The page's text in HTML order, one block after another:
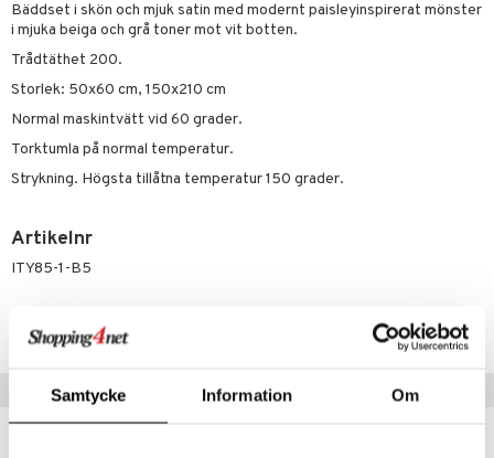
Samtycke Information Om
Bäddset i skön och mjuk satin med modernt paisleyinspirerat mönster
i mjuka beiga och grå toner mot vit botten.
Trådtäthet 200.
Storlek: 50x60 cm, 150x210 cm
Normal maskintvätt vid 60 grader.
Torktumla på normal temperatur.
Strykning. Högsta tillåtna temperatur 150 grader.
Artikelnr
ITY85-1-B5
Lägsta pris senaste 30 dagarna: 389 kr
Populära produkter